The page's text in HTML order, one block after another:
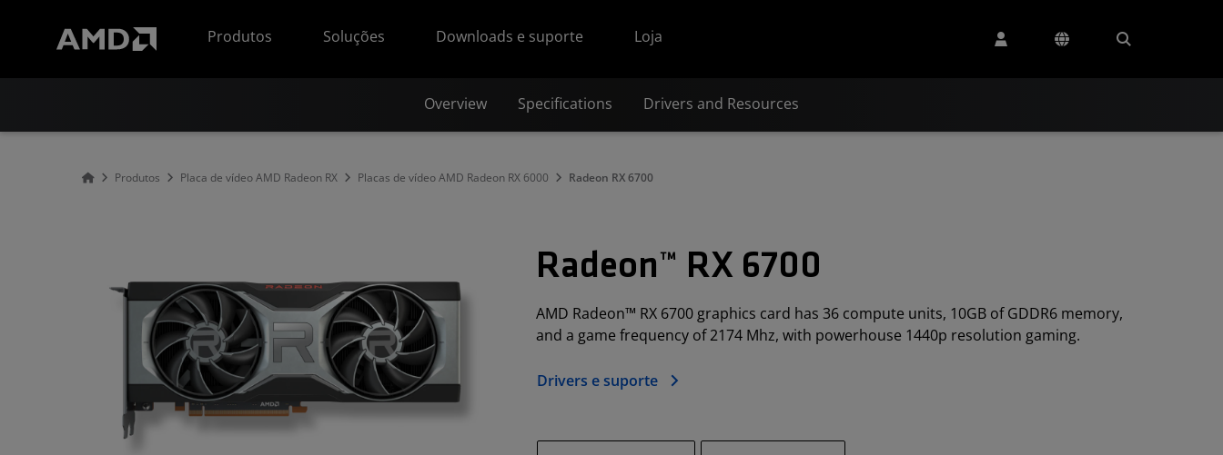
Produtos
Soluções Downloads e suporte Loja
Overview Specifications Drivers and Resources
Produtos Placa de vídeo AMD Radeon RX Placas de vídeo AMD Radeon RX 6000 Radeon RX 6700
Radeon™ RX 6700
AMD Radeon™ RX 6700 graphics card has 36 compute units, 10GB of GDDR6 memory,
and a game frequency of 2174 Mhz, with powerhouse 1440p resolution gaming.
Drivers e suporte